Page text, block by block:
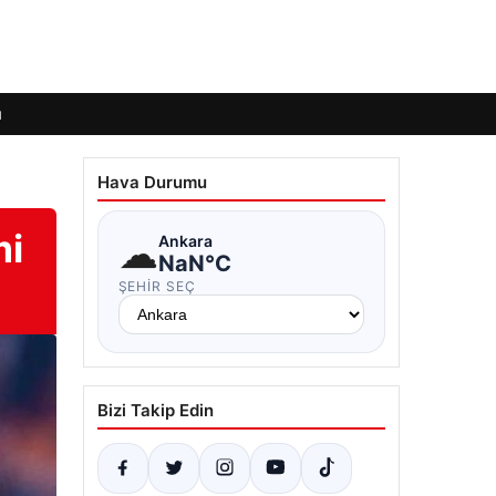
Hava Durumu
☁Ankara
NaN°C
ŞEHIR SEÇ
Bizi Takip Edin